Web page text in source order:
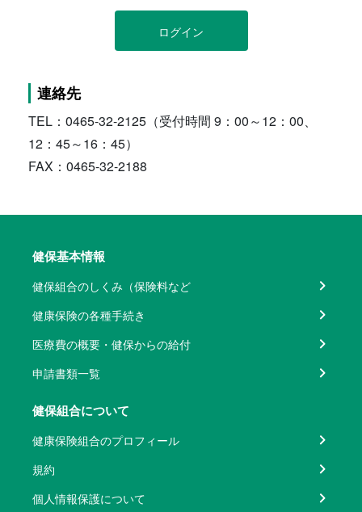
ログイン
連絡先
TEL：0465-32-2125（受付時間 9：00～12：00、
12：45～16：45）
FAX：0465-32-2188
健保基本情報
健保組合のしくみ（保険料など
健康保険の各種手続き
医療費の概要・健保からの給付
申請書類一覧
健保組合について
健康保険組合のプロフィール
規約
個人情報保護について